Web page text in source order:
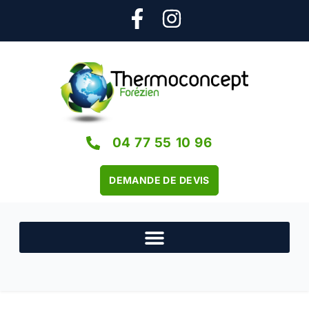
04 77 55 10 96
DEMANDE DE DEVIS